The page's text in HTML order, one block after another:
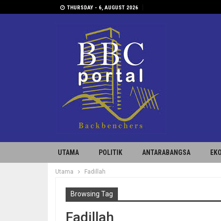
THURSDAY - 6, AUGUST 2026
UTAMA POLITIK ANTARABANGSA
Utama Fadillah
Browsing Tag
Fadillah